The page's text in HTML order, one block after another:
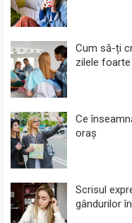
Cum să-ți
zilele
Ce
oraș
Scrisul
gândurilor